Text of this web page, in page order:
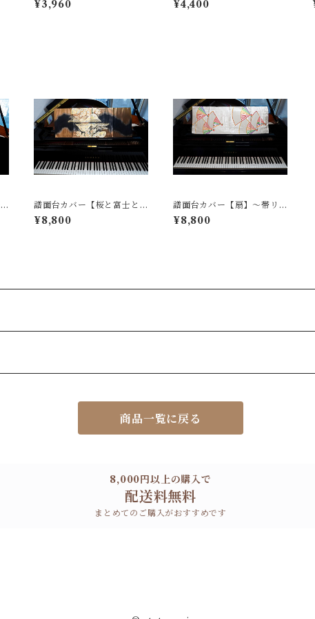
¥3,960 ¥4,400
譜面台カバー【桜と富士と
波】〜帯リメイク〜
¥8,800
譜面台カバー【扇】〜帯リ
メイク〜
¥8,800
商品一覧に戻る
8,000円以上の購入で
配送料無料
まとめてのご購入がおすすめです